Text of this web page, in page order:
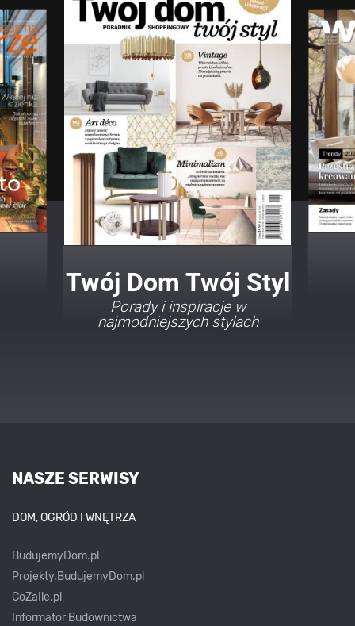
Twój Dom Twój Styl
Porady i inspiracje w
najmodniejszych stylach
NASZE SERWISY
DOM, OGRÓD I WNĘTRZA
BudujemyDom.pl
Projekty.BudujemyDom.pl
CoZaIle.pl
Informator Budownictwa